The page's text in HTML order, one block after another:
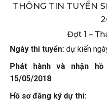
THÔNG TIN TUYỂN
Đợt 1 –
Ngày thi tuyển: dự kiến
Phát hành và nhận
15/05/2018
Hồ sơ đăng ký dự thi: